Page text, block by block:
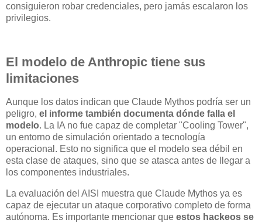
consiguieron robar credenciales, pero jamás escalaron los
privilegios.
El modelo de Anthropic tiene sus
limitaciones
Aunque los datos indican que Claude Mythos podría ser un
peligro, el informe también documenta dónde falla el
modelo. La IA no fue capaz de completar "Cooling Tower",
un entorno de simulación orientado a tecnología
operacional. Esto no significa que el modelo sea débil en
esta clase de ataques, sino que se atasca antes de llegar a
los componentes industriales.
La evaluación del AISI muestra que Claude Mythos ya es
capaz de ejecutar un ataque corporativo completo de forma
autónoma. Es importante mencionar que estos hackeos se